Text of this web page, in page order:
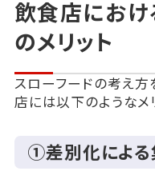
飲食店にお
のメリット
スローフードの考え方
店には以下のようなメ
①差別化によ